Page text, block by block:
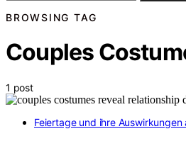
BROWSING TAG
Couples
1 post
Feiertage und ihre